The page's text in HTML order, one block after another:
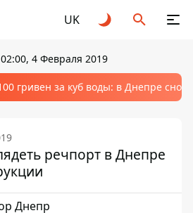
UK
02:00, 4 Февраля 2019
гривен за куб воды: в Днепре
речпорт в Днепре
Днепр